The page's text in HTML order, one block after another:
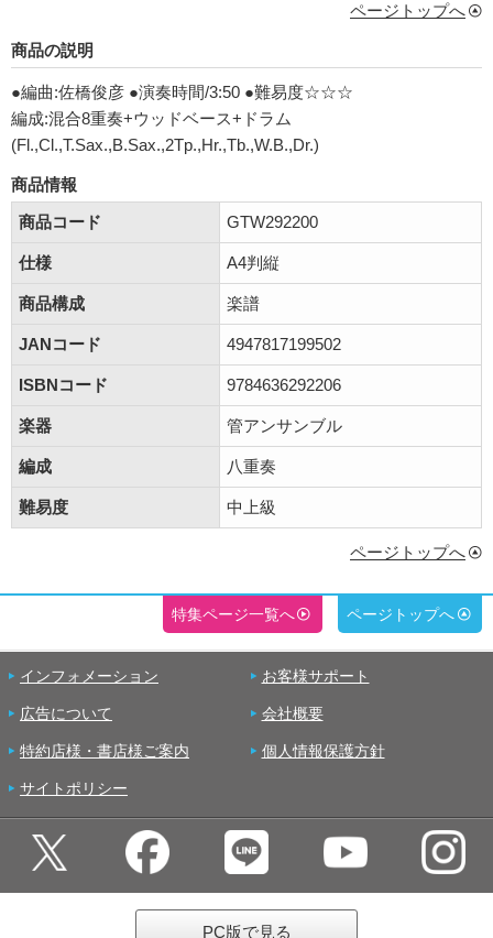
ページトップへ
商品の説明
●編曲:佐橋俊彦 ●演奏時間/3:50 ●難易度☆☆☆
編成:混合8重奏+ウッドベース+ドラム
(Fl.,Cl.,T.Sax.,B.Sax.,2Tp.,Hr.,Tb.,W.B.,Dr.)
商品情報
商品コード
GTW292200
仕様 A4判縦
商品構成 楽譜
JANコード 4947817199502
ISBNコード 9784636292206
楽器 管アンサンブル
編成 八重奏
難易度 中上級
ページトップへ
特集ページ一覧へ ページトップへ
インフォメーション お客様サポート
広告について 会社概要
特約店様・書店様ご案内 個人情報保護方針
サイトポリシー
PC版で見る